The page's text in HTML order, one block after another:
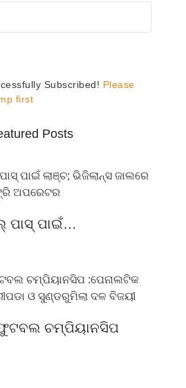
Subscribed! Please
first
Posts
ପାସ୍ ପାଇଁ…
ଫୁଟବଲ ଚମ୍ପିୟାନସିପ